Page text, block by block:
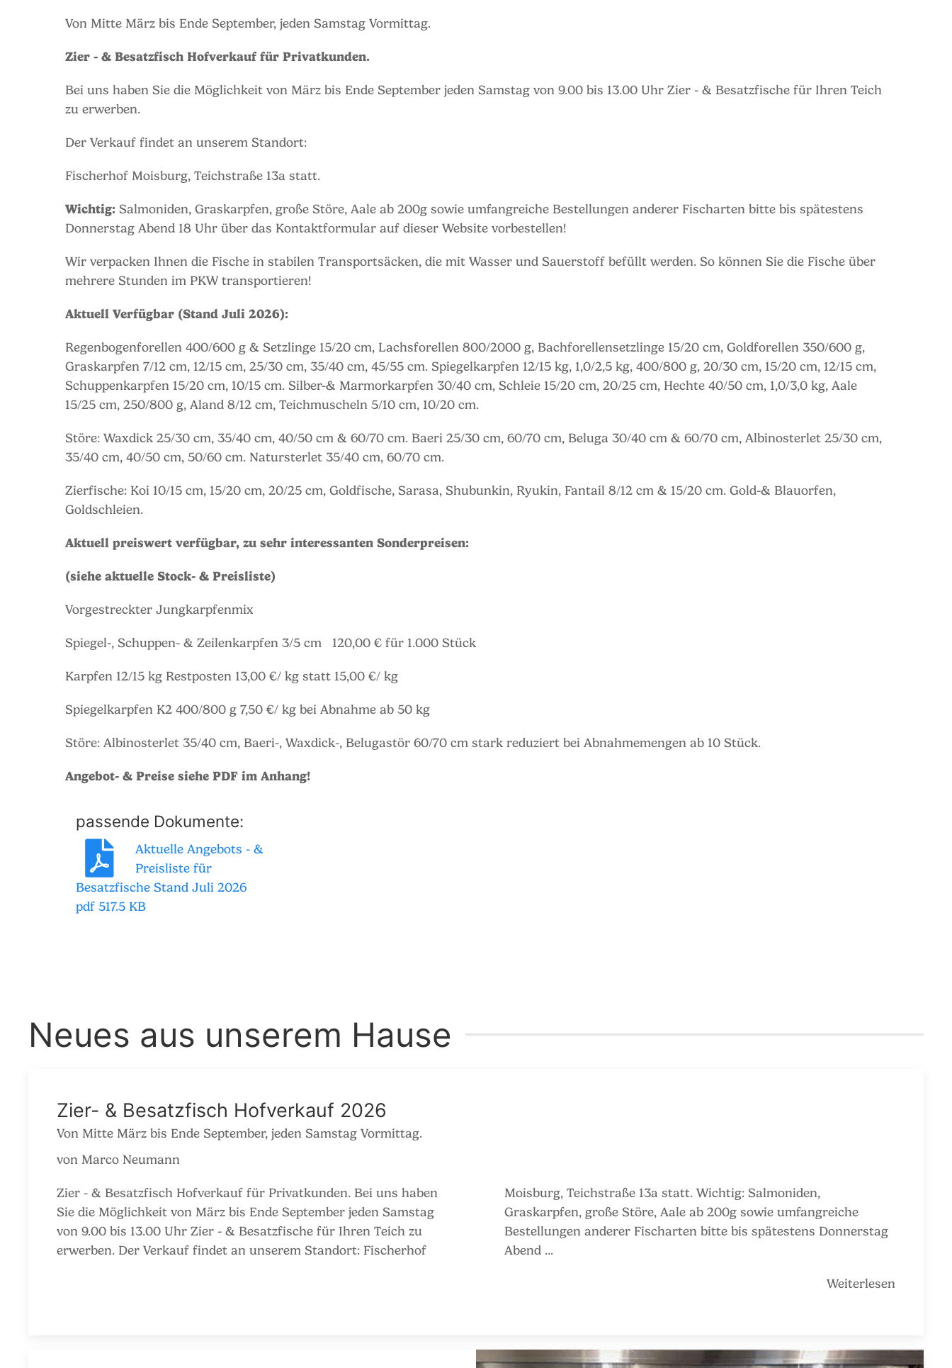
Von Mitte März bis Ende September, jeden Samstag Vormittag.
Zier - & Besatzfisch Hofverkauf für Privatkunden.
Bei uns haben Sie die Möglichkeit von März bis Ende September jeden Samstag von 9.00 bis 13.00 Uhr Zier - & Besatzfische für Ihren Teich
zu erwerben.
Der Verkauf findet an unserem Standort:
Fischerhof Moisburg, Teichstraße 13a statt.
Wichtig: Salmoniden, Graskarpfen, große Störe, Aale ab 200g sowie umfangreiche Bestellungen anderer Fischarten bitte bis spätestens
Donnerstag Abend 18 Uhr über das Kontaktformular auf dieser Website vorbestellen!
Wir verpacken Ihnen die Fische in stabilen Transportsäcken, die mit Wasser und Sauerstoff befüllt werden. So können Sie die Fische über
mehrere Stunden im PKW transportieren!
Aktuell Verfügbar (Stand Juli 2026):
Regenbogenforellen 400/600 g & Setzlinge 15/20 cm, Lachsforellen 800/2000 g, Bachforellensetzlinge 15/20 cm, Goldforellen 350/600 g,
Graskarpfen 7/12 cm, 12/15 cm, 25/30 cm, 35/40 cm, 45/55 cm. Spiegelkarpfen 12/15 kg, 1,0/2,5 kg, 400/800 g, 20/30 cm, 15/20 cm, 12/15 cm,
Schuppenkarpfen 15/20 cm, 10/15 cm. Silber-& Marmorkarpfen 30/40 cm, Schleie 15/20 cm, 20/25 cm, Hechte 40/50 cm, 1,0/3,0 kg, Aale
15/25 cm, 250/800 g, Aland 8/12 cm, Teichmuscheln 5/10 cm, 10/20 cm.
Störe: Waxdick 25/30 cm, 35/40 cm, 40/50 cm & 60/70 cm. Baeri 25/30 cm, 60/70 cm, Beluga 30/40 cm & 60/70 cm, Albinosterlet 25/30 cm,
35/40 cm, 40/50 cm, 50/60 cm. Natursterlet 35/40 cm, 60/70 cm.
Zierfische: Koi 10/15 cm, 15/20 cm, 20/25 cm, Goldfische, Sarasa, Shubunkin, Ryukin, Fantail 8/12 cm & 15/20 cm. Gold-& Blauorfen,
Goldschleien.
Aktuell preiswert verfügbar, zu sehr interessanten Sonderpreisen:
(siehe aktuelle Stock- & Preisliste)
Vorgestreckter Jungkarpfenmix
Spiegel-, Schuppen- & Zeilenkarpfen 3/5 cm 120,00 € für 1.000 Stück
Karpfen 12/15 kg Restposten 13,00 €/ kg statt 15,00 €/ kg
Spiegelkarpfen K2 400/800 g 7,50 €/ kg bei Abnahme ab 50 kg
Störe: Albinosterlet 35/40 cm, Baeri-, Waxdick-, Belugastör 60/70 cm stark reduziert bei Abnahmemengen ab 10 Stück.
Angebot- & Preise siehe PDF im Anhang!
passende Dokumente:
Aktuelle Angebots - &
Preisliste für
Besatzfische Stand Juli 2026
pdf 517.5 KB
Neues aus unserem Hause
Zier- & Besatzfisch Hofverkauf 2026
Von Mitte März bis Ende September, jeden Samstag Vormittag.
von Marco Neumann
Zier - & Besatzfisch Hofverkauf für Privatkunden. Bei uns haben
Sie die Möglichkeit von März bis Ende September jeden Samstag
von 9.00 bis 13.00 Uhr Zier - & Besatzfische für Ihren Teich zu
erwerben. Der Verkauf findet an unserem Standort: Fischerhof
Moisburg, Teichstraße 13a statt. Wichtig: Salmoniden,
Graskarpfen, große Störe, Aale ab 200g sowie umfangreiche
Bestellungen anderer Fischarten bitte bis spätestens Donnerstag
Abend ...
Weiterlesen